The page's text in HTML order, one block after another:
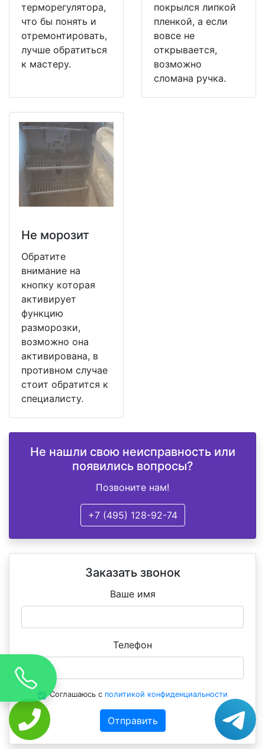
терморегулятора,
что бы понять и
отремонтировать,
лучше обратиться
к мастеру.
покрылся липкой
пленкой, а если
вовсе не
открывается,
возможно
сломана ручка.
Не морозит
Обратите
внимание на
кнопку которая
активирует
функцию
разморозки,
возможно она
активирована, в
противном случае
стоит обратится к
специалисту.
Не нашли свою неисправность или
появились вопросы?
Позвоните нам!
+7 (495) 128-92-74
Заказать звонок
Ваше имя
Телефон
Соглашаюсь с политикой конфиденциальности
Отправить